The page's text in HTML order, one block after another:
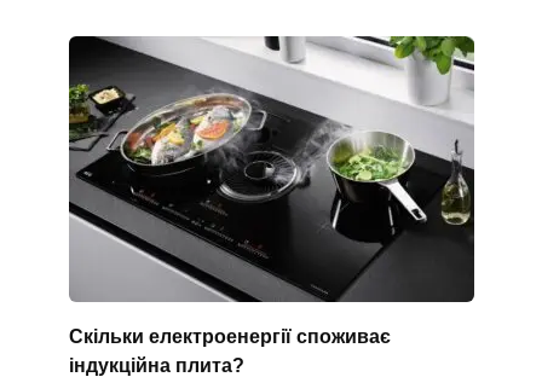
Скільки електроенергії споживає
індукційна плита?